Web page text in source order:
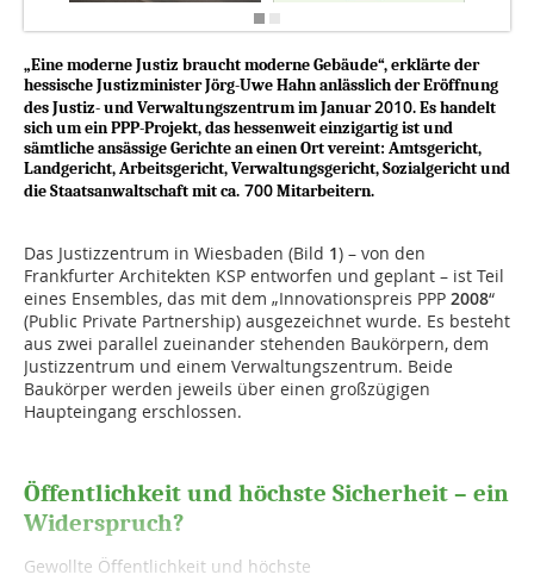
„Eine moderne Justiz braucht moderne Gebäude“, erklärte der
hessische Justizminister Jörg-Uwe Hahn anlässlich der Eröffnung
des Justiz- und Verwaltungszentrum im Januar2010. Es handelt
sich um ein PPP-Projekt, das hessenweit einzigartig ist und
sämtliche ansässige Gerichte an einen Ort vereint: Amtsgericht,
Landgericht, Arbeitsgericht, Verwaltungsgericht, Sozialgericht und
die Staatsanwaltschaft mit ca. 700Mitarbeitern.
Das Justizzentrum in Wiesbaden (Bild 1) – von den
Frankfurter Architekten KSP entworfen und geplant – ist Teil
eines Ensembles, das mit dem „Innovationspreis PPP 2008“
(Public Private Partnership) ausgezeichnet wurde. Es besteht
aus zwei parallel zueinander stehenden Baukörpern, dem
Justizzentrum und einem Verwaltungszentrum. Beide
Baukörper werden jeweils über einen großzügigen
Haupteingang erschlossen.
Öffentlichkeit und höchste Sicherheit – ein
Widerspruch?
Gewollte Öffentlichkeit und höchste